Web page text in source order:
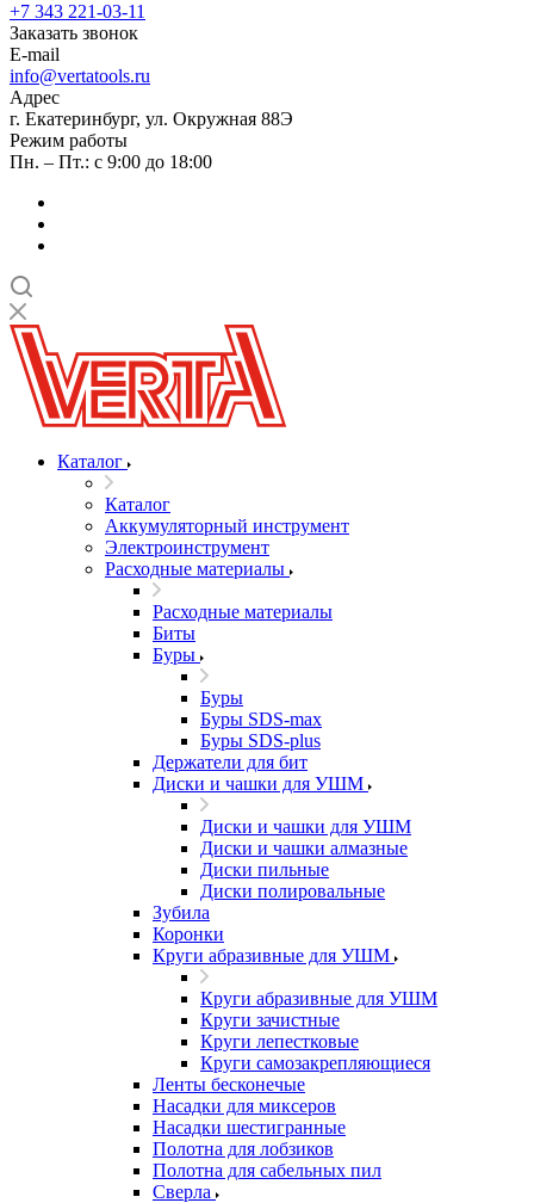
+7 343 221-03-11
Заказать звонок
E-mail
info@vertatools.ru
Адрес
г. Екатеринбург, ул. Окружная 88Э
Режим работы
Пн. – Пт.: с 9:00 до 18:00
Каталог
Каталог
Аккумуляторный инструмент
Электроинструмент
Расходные материалы
Расходные материалы
Биты
Буры
Буры
Буры SDS-max
Буры SDS-plus
Держатели для бит
Диски и чашки для УШМ
Диски и чашки для УШМ
Диски и чашки алмазные
Диски пильные
Диски полировальные
Зубила
Коронки
Круги абразивные для УШМ
Круги абразивные для УШМ
Круги зачистные
Круги лепестковые
Круги самозакрепляющиеся
Ленты бесконечые
Насадки для миксеров
Насадки шестигранные
Полотна для лобзиков
Полотна для сабельных пил
Сверла